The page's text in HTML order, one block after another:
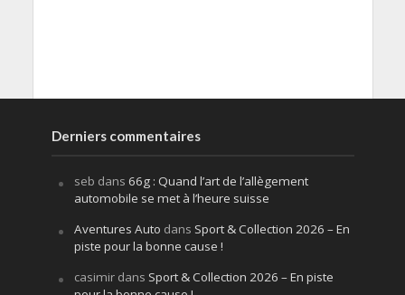
Derniers commentaires
seb dans 66g : Quand l’art de l’allègement
automobile se met à l’heure suisse
Aventures Auto dans Sport & Collection 2026 – En
piste pour la bonne cause !
casimirdans Sport & Collection 2026 – En piste